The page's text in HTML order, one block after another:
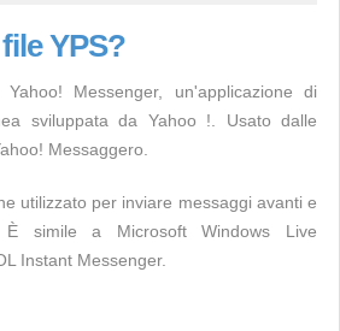
YPS?
Messenger, un'applicazione di
sviluppata da Yahoo !. Usato dalle
Messaggero.
utilizzato per inviare messaggi avanti e
simile a Microsoft Windows Live
Instant Messenger.